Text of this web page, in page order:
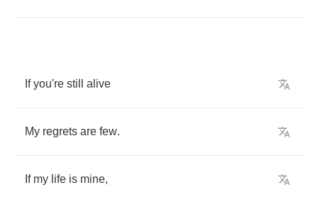
If you're still alive
My regrets are few.
If my life is mine,